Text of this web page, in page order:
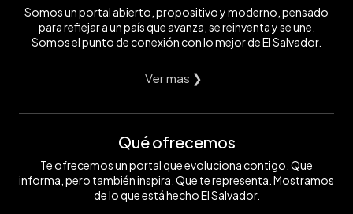
Somos un portal abierto, propositivo y moderno, pensado
para reflejar a un país que avanza, se reinventa y se une.
Somos el punto de conexión con lo mejor de El Salvador.
Ver mas ❯
Qué ofrecemos
Te ofrecemos un portal que evoluciona contigo. Que
informa, pero también inspira. Que te representa. Mostramos
de lo que está hecho El Salvador.